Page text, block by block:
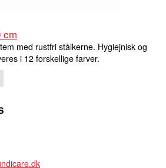
cm
med rustfri stålkerne. Hygiejnisk og
i 12 forskellige farver.